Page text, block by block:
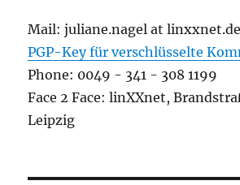
Mail: juliane.nagel at linxxnet.de
PGP-Key für verschlüsselte
Phone: 0049 - 341 - 308 1199
Face 2 Face: linXXnet,
Leipzig